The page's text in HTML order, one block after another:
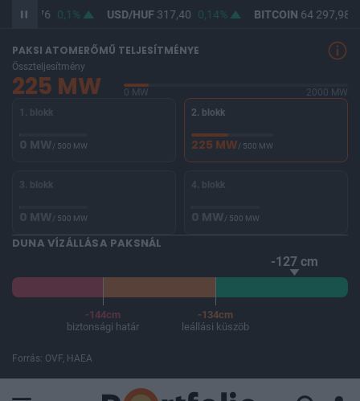
365,76 0,1% USD/HUF317,40 0,14% BITCOIN64 297,98
PAKSI ATOMERŐMŰ TELJESÍTMÉNYE
Összteljesítmény
225 MW 0 MW
2000 MW
1. blokk
0 MW/ 500 MW
2. blokk
225 MW/ 500 MW
3. blokk
0 MW/ 500 MW
4. blokk
0 MW/ 500 MW
DUNA VÍZÁLLÁSA PAKSNÁL
-127 cm
-144cm
biztonsági határ
-134cm
leállási küszöb
Forrás: OVF, HAEA